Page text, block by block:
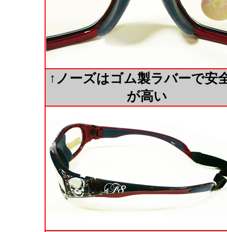
↑ノーズはゴム製ラバーで安
が高い